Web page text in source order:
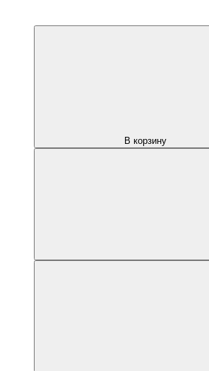
В корзину